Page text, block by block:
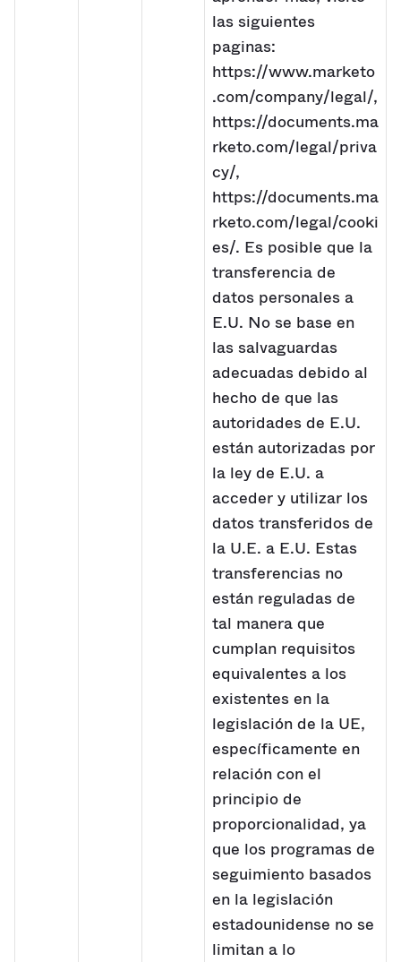
las siguientes
paginas:
https://www.marketo
.com/company/legal/,
https://documents.ma
rketo.com/legal/priva
cy/,
https://documents.ma
rketo.com/legal/cooki
es/. Es posible que la
transferencia de
datos personales a
E.U. No se base en
las salvaguardas
adecuadas debido al
hecho de que las
autoridades de E.U.
están autorizadas por
la ley de E.U. a
acceder y utilizar los
datos transferidos de
la U.E. a E.U. Estas
transferencias no
están reguladas de
tal manera que
cumplan requisitos
equivalentes a los
existentes en la
legislación de la UE,
específicamente en
relación con el
principio de
proporcionalidad, ya
que los programas de
seguimiento basados
en la legislación
estadounidense no se
limitan a lo